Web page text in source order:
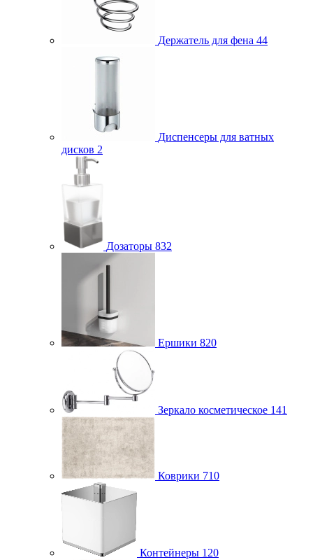
Держатель для фена 44
Диспенсеры для ватных
дисков 2
Дозаторы 832
Ершики 820
Зеркало косметическое 141
Коврики 710
Контейнеры 120